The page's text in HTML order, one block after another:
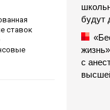
ставок
будут
с